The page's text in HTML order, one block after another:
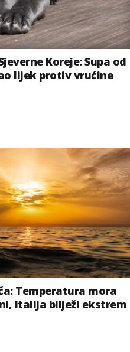
Koreje: Supa od
lijek protiv vrućine
Temperatura mora
Italija bilježi ekstrem